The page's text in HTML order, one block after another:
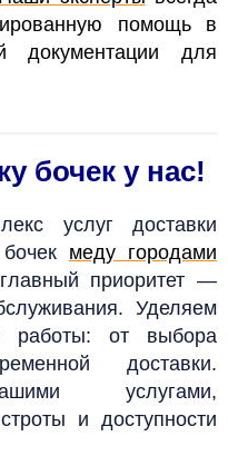
помощь в
документации для
бочек у нас!
услуг доставки
меду городами
приоритет —
Уделяем
работы: от выбора
доставки.
услугами,
и доступности